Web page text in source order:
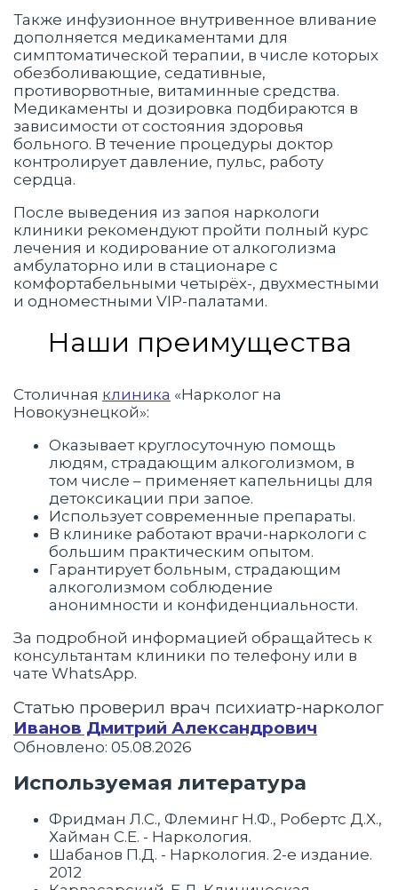
Также инфузионное внутривенное вливание
дополняется медикаментами для
симптоматической терапии, в числе которых
обезболивающие, седативные,
противорвотные, витаминные средства.
Медикаменты и дозировка подбираются в
зависимости от состояния здоровья
больного. В течение процедуры доктор
контролирует давление, пульс, работу
сердца.
После выведения из запоя наркологи
клиники рекомендуют пройти полный курс
лечения и кодирование от алкоголизма
амбулаторно или в стационаре с
комфортабельными четырёх-, двухместными
и одноместными VIP-палатами.
Наши преимущества
Столичная клиника «Нарколог на
Новокузнецкой»:
Оказывает круглосуточную помощь
людям, страдающим алкоголизмом, в
том числе – применяет капельницы для
детоксикации при запое.
Использует современные препараты.
В клинике работают врачи-наркологи с
большим практическим опытом.
Гарантирует больным, страдающим
алкоголизмом соблюдение
анонимности и конфиденциальности.
За подробной информацией обращайтесь к
консультантам клиники по телефону или в
чате WhatsApp.
Статью проверил врач психиатр-нарколог
Иванов Дмитрий Александрович
Обновлено: 05.08.2026
Используемая литература
Фридман Л.С., Флеминг Н.Ф., Робертс Д.Х.,
Хайман С.Е. - Наркология.
Шабанов П.Д. - Наркология. 2-е издание.
2012